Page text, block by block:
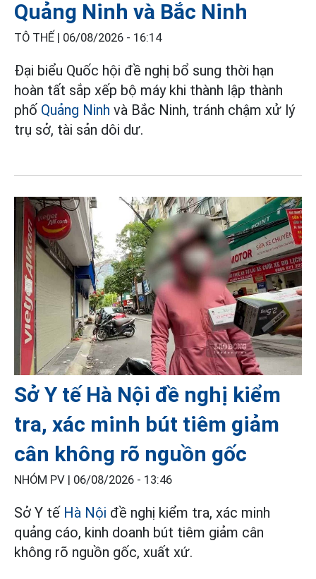
Quảng Ninh và Bắc Ninh
TÔ THẾ | 06/08/2026 - 16:14
Đại biểu Quốc hội đề nghị bổ sung thời hạn
hoàn tất sắp xếp bộ máy khi thành lập thành
phố Quảng Ninh và Bắc Ninh, tránh chậm xử lý
trụ sở, tài sản dôi dư.
Sở Y tế Hà Nội đề nghị kiểm
tra, xác minh bút tiêm giảm
cân không rõ nguồn gốc
NHÓM PV | 06/08/2026 - 13:46
Sở Y tế Hà Nội đề nghị kiểm tra, xác minh
quảng cáo, kinh doanh bút tiêm giảm cân
không rõ nguồn gốc, xuất xứ.